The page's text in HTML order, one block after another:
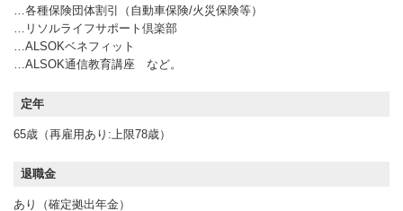
…各種保険団体割引（自動車保険/火災保険等）
…リソルライフサポート倶楽部
…ALSOKベネフィット
…ALSOK通信教育講座 など。
定年
65歳（再雇用あり:上限78歳）
退職金
あり（確定拠出年金）